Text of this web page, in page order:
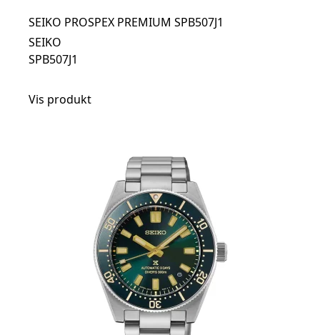
SEIKO PROSPEX PREMIUM SPB507J1
SEIKO
SPB507J1
Vis produkt